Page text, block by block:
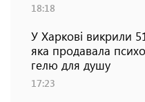
18:18
У Харкові викрили
яка продавала
гелю для душу
17:23